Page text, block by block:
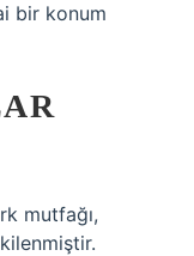
bir konum
mutfağı,